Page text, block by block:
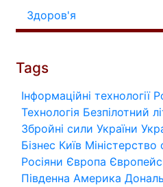
Здоров'я
Tags
Інформаційні технології
Технологія Безпілотний
Збройні сили України
Бізнес Київ Міністерство
Росіяни Європа
Південна Америка